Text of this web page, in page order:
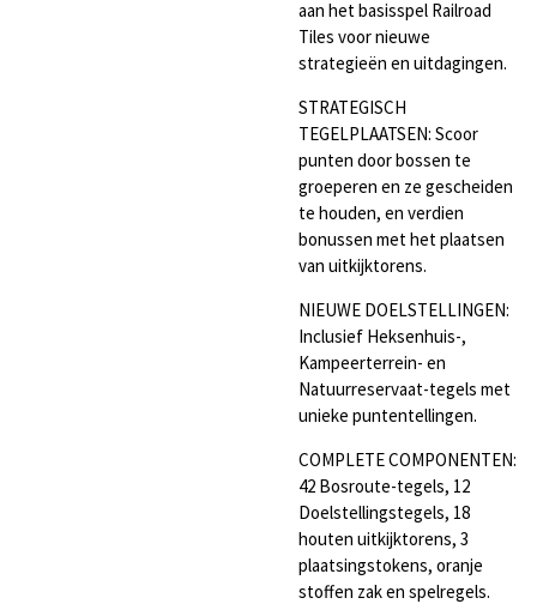
aan het basisspel Railroad
Tiles voor nieuwe
strategieën en uitdagingen.
STRATEGISCH
TEGELPLAATSEN: Scoor
punten door bossen te
groeperen en ze gescheiden
te houden, en verdien
bonussen met het plaatsen
van uitkijktorens.
NIEUWE DOELSTELLINGEN:
Inclusief Heksenhuis-,
Kampeerterrein- en
Natuurreservaat-tegels met
unieke puntentellingen.
COMPLETE COMPONENTEN:
42 Bosroute-tegels, 12
Doelstellingstegels, 18
houten uitkijktorens, 3
plaatsingstokens, oranje
stoffen zak en spelregels.